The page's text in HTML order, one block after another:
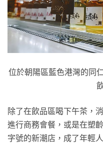
位於朝陽區藍色港灣的同
除了在飲品區喝下午茶，
進行商務會餐，或是在塑
字號的新潮店，成了年輕